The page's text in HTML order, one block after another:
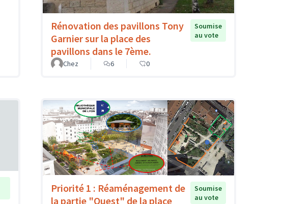
Rénovation des pavillons Tony
Garnier sur la place des
pavillons dans le 7ème.
Soumise
au vote
Chez 6 0
Priorité 1 : Réaménagement de
la partie "Ouest" de la place
Soumise
au vote